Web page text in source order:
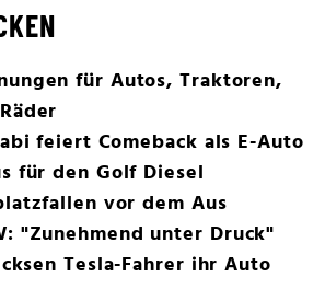
für Autos, Traktoren,
feiert Comeback als E-Auto
für den Golf Diesel
vor dem Aus
"Zunehmend unter Druck"
Tesla-Fahrer ihr Auto